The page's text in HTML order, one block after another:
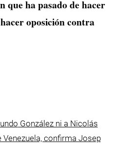
que ha pasado de hacer
oposición contra
González ni a Nicolás
confirma Josep